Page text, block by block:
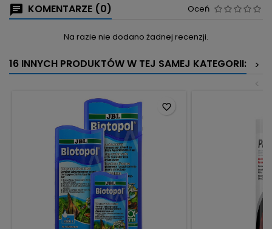
KOMENTARZE (0) Oceń
Na razie nie dodano żadnej recenzji.
16 INNYCH PRODUKTÓW W TEJ SAMEJ KATEGORII:
>
<
favorite_border